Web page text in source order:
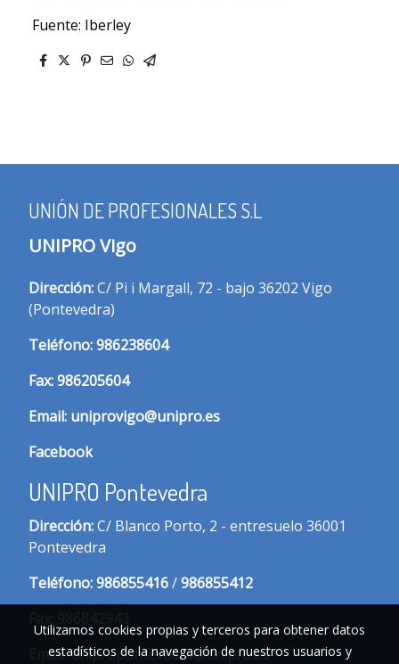
Fuente: Iberley
UNIÓN DE PROFESIONALES S.L
UNIPRO Vigo
Dirección:C/ Pi i Margall, 72 - bajo 36202 Vigo
(Pontevedra)
Teléfono:986238604
Fax:986205604
Email: uniprovigo@unipro.es
Facebook
UNIPRO Pontevedra
Dirección:C/ Blanco Porto, 2 - entresuelo 36001
Pontevedra
Teléfono:986855416/986855412
Email:unipropontevedra@unipro.es
Utilizamos cookies propias y terceros para obtener datos
estadísticos de la navegación de nuestros usuarios y